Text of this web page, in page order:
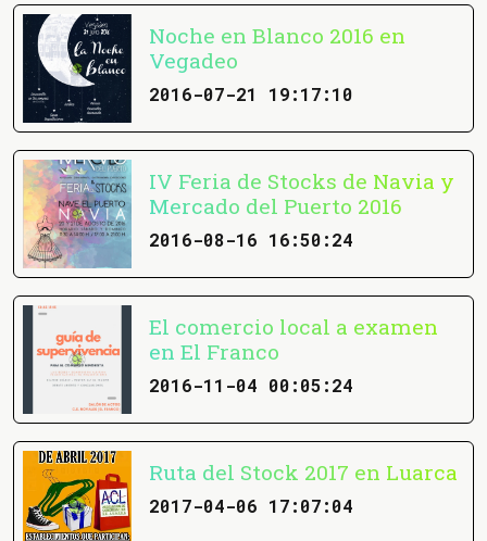
Noche en Blanco 2016 en
Vegadeo
2016-07-21 19:17:10
IV Feria de Stocks de Navia y
Mercado del Puerto 2016
2016-08-16 16:50:24
El comercio local a examen
en El Franco
2016-11-04 00:05:24
Ruta del Stock 2017 en Luarca
2017-04-06 17:07:04